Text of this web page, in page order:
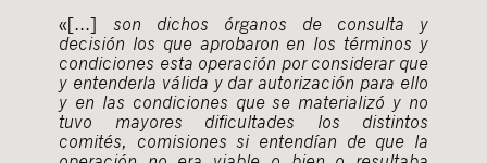
«[…] son dichos órganos de consulta y
decisión los que aprobaron en los términos y
condiciones esta operación por considerar que
y entenderla válida y dar autorización para ello
y en las condiciones que se materializó y no
tuvo mayores dificultades los distintos
comités, comisiones si entendían de que la